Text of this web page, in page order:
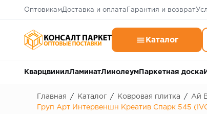
ОптовикамДоставка и оплата Гарантия и возврат
Каталог
КварцвинилЛаминатЛинолеум Паркетная доска
Главная / Каталог / Ковровая плитка / Ай
Груп Арт Интервеншн Креатив Спарк 545